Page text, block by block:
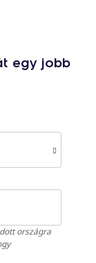
egy jobb
országra